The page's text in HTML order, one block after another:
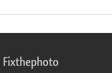
Fixthephoto